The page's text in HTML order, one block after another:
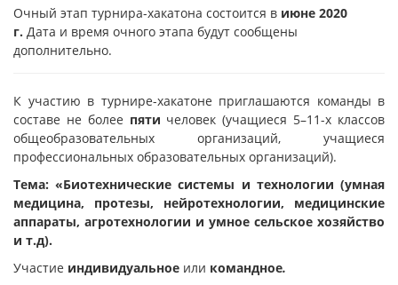
Очный этап турнира-хакатона состоится в июне 2020
г. Дата и время очного этапа будут сообщены
дополнительно.
К участию в турнире-хакатоне приглашаются команды в
составе не более пяти человек (учащиеся 5–11-х классов
общеобразовательных организаций, учащиеся
профессиональных образовательных организаций).
Тема: «Биотехнические системы и технологии (умная
медицина, протезы, нейротехнологии, медицинские
аппараты, агротехнологии и умное сельское хозяйство
и т.д).
Участие индивидуальное или командное.